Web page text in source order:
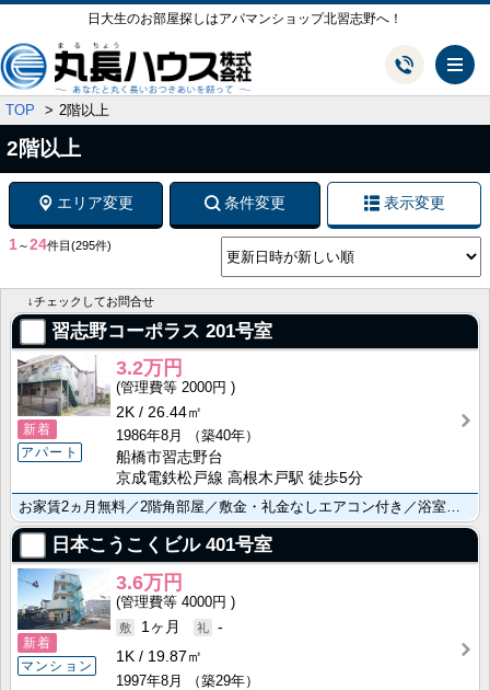
日大生のお部屋探しはアパマンショップ北習志野へ！
TOP 2階以上
2階以上
エリア変更 条件変更 表示変更
1～24件目 (295件)
↓チェックしてお問合せ
習志野コーポラス 201号室
新着
アパート
3.2万円
2000円
2K
26.44㎡
1986年8月
（築40年）
船橋市習志野台
京成電鉄松戸線 高根木戸駅 徒歩5分
お家賃2ヵ月無料／2階角部屋／敷金・礼金なしエアコン付き／浴室給湯／バス・トイレ別で快適生活
日本こうこくビル401号室
新着
マンション
3.6万円
4000円
1ヶ月
-
1K
19.87㎡
1997年8月
（築29年）